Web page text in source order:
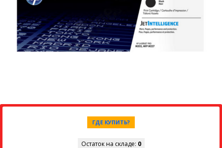
ГДЕ КУПИТЬ?
Остаток на складе: 0